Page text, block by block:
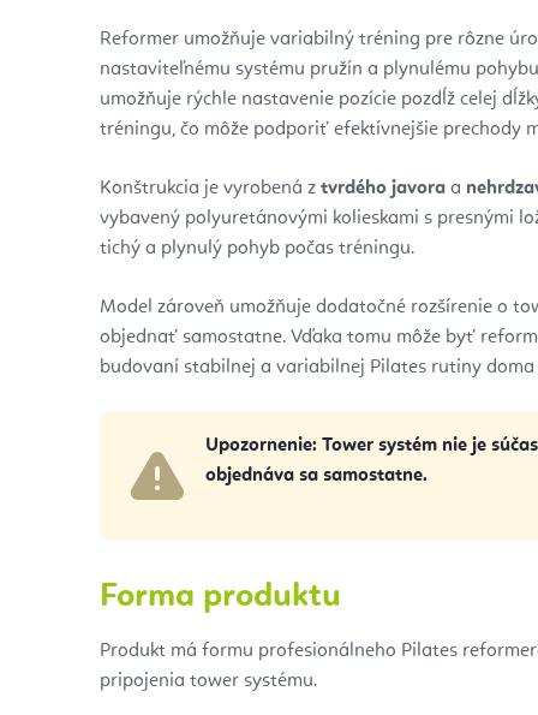
Reformer umožňuje variabilný tréning pre rôzne
nastaviteľnému systému pružín a plynulému
umožňuje rýchle nastavenie pozície pozdĺž celej
tréningu, čo môže podporiť efektívnejšie prechody
Konštrukcia je vyrobená z tvrdého javora a
vybavený polyuretánovými kolieskami s presnými
tichý a plynulý pohyb počas tréningu.
Model zároveň umožňuje dodatočné rozšírenie o
objednať samostatne. Vďaka tomu môže byť
budovaní stabilnej a variabilnej Pilates rutiny
Upozornenie: Tower systém nie je
objednáva sa samostatne.
Forma produktu
Produkt má formu profesionálneho Pilates
pripojenia tower systému.